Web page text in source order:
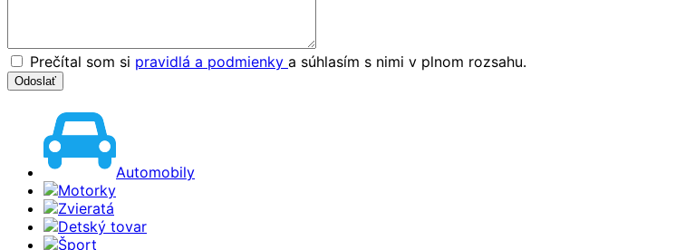
Prečítal som si pravidlá a podmienky a súhlasím s nimi v plnom rozsahu.
Automobily
Motorky
Zvieratá
Detský tovar
Šport